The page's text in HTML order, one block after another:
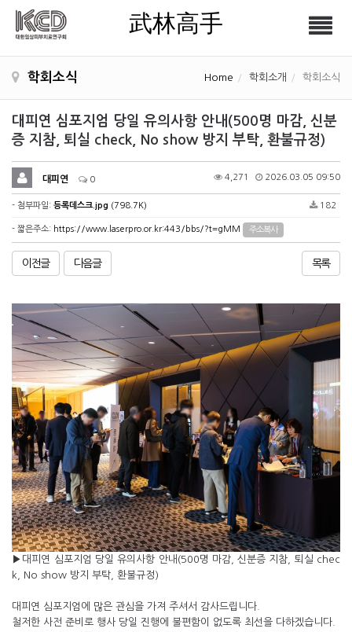
武林高手
武林高手
학회소식 Home 학회소개 학회소식
대피연 심포지엄 당일 유의사항 안내(500명 마감, 신분
증 지참, 퇴실 check, No show 방지 부탁, 환불규정)
대피연 0 4,271 2026.03.05 09:50
- 첨부파일: 등록데스크.jpg (798.7K) 182
- 짧은주소: https://www.laserpro.or.kr:443/bbs/?t=gMM 주소복사
이전글 다음글 목록
▶ 대피연 심포지엄 당일 유의사항 안내(500명 마감, 신분증 지참, 퇴실 chec
k, No show 방지 부탁, 환불규정)
대피연 심포지엄에 많은 관심을 가져 주셔서 감사드립니다.
철저한 사전 준비로 행사 당일 진행에 불편함이 없도록 최선을 다하겠습니다.